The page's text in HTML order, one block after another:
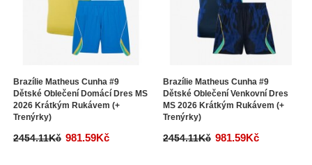
Brazílie Matheus Cunha #9
Dětské Oblečení Domácí Dres MS
2026 Krátkým Rukávem (+
Trenýrky)
2454.11Kč 981.59Kč
Brazílie Matheus Cunha #9
Dětské Oblečení Venkovní Dres
MS 2026 Krátkým Rukávem (+
Trenýrky)
2454.11Kč 981.59Kč